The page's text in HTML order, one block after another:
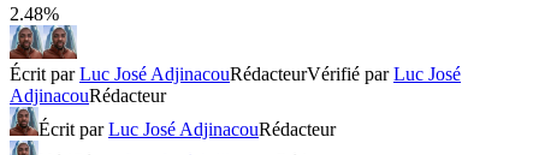
2.48%
Écrit parLuc José AdjinacouRédacteurVérifié parLuc José
AdjinacouRédacteur
Écrit parLuc José AdjinacouRédacteur